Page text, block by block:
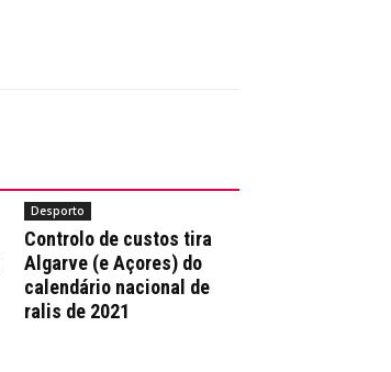
Desporto
Controlo de custos tira
Algarve (e Açores) do
calendário nacional de
ralis de 2021